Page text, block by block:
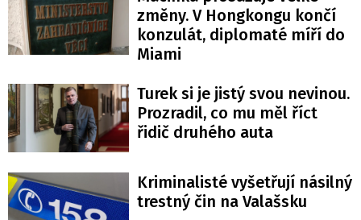
změny. V Hongkongu končí
konzulát, diplomaté míří do
Miami
Turek si je jistý svou nevinou.
Prozradil, co mu měl říct
řidič druhého auta
Kriminalisté vyšetřují násilný
trestný čin na Valašsku